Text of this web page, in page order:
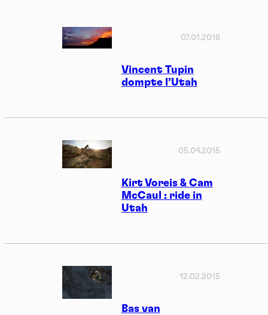
Vincent Tupin
dompte l’Utah
07.01.2016
Kirt Voreis & Cam
McCaul : ride in
Utah
05.04.2015
Bas van
12.02.2015